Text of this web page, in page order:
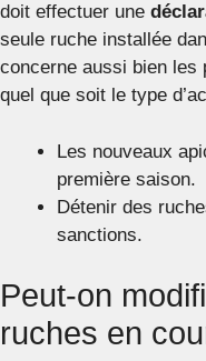
doit effectuer une
seule ruche installée
concerne aussi bien les
quel que soit le type
Les nouveaux
première saison.
Détenir des
sanctions.
Peut-on
ruches en